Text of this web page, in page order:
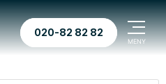
020-82 82 82